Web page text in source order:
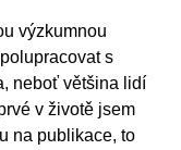
výzkumnou
s
neboť většina lidí
v životě jsem
na publikace, to